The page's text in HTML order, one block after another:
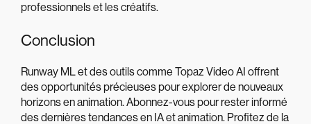
professionnels et les créatifs.
Conclusion
Runway ML et des outils comme Topaz Video AI offrent
des opportunités précieuses pour explorer de nouveaux
horizons en animation. Abonnez-vous pour rester informé
des dernières tendances en IA et animation. Profitez de la